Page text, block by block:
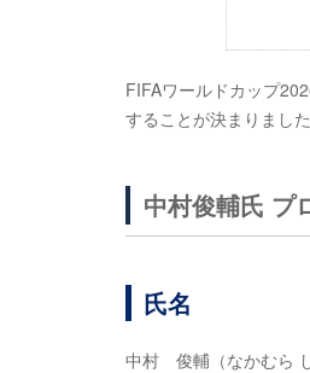
FIFAワールドカップ
することが決まりまし
中村俊輔氏 プ
氏名
中村 俊輔（なかむら